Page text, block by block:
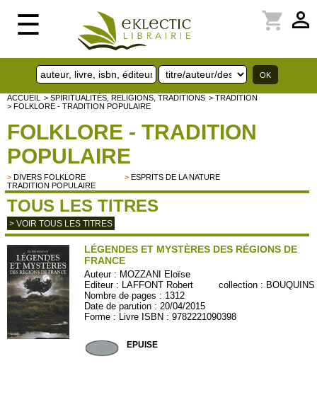
☰ perm_identity
shopping_cart
ACCUEIL > SPIRITUALITÉS, RELIGIONS, TRADITIONS > TRADITION
> FOLKLORE - TRADITION POPULAIRE
FOLKLORE - TRADITION
POPULAIRE
> DIVERS FOLKLORE
TRADITION POPULAIRE
>ESPRITS DE LA NATURE
TOUS LES TITRES
> VOIR TOUS LES TITRES
LÉGENDES ET MYSTÈRES DES RÉGIONS DE
FRANCE
Auteur : MOZZANI Eloïse
Editeur : LAFFONT Robert collection : BOUQUINS
Nombre de pages : 1312
Date de parution : 20/04/2015
Forme : Livre ISBN : 9782221090398
EPUISE